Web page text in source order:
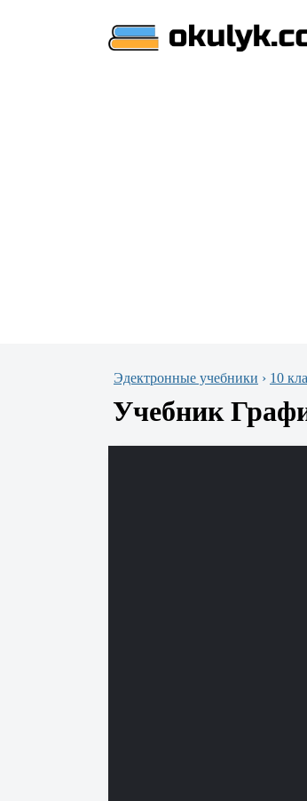
Эдектронные учебники › 10
Учебник